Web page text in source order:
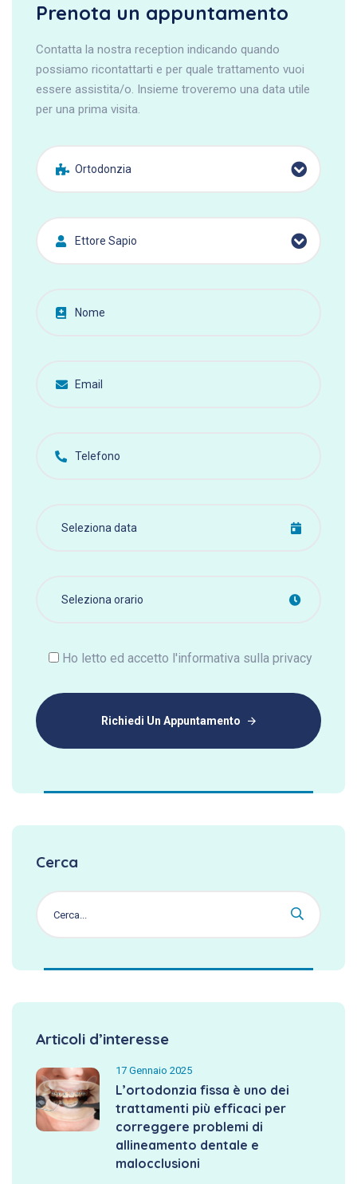
Prenota un appuntamento
Contatta la nostra reception indicando quando
possiamo ricontattarti e per quale trattamento vuoi
essere assistita/o. Insieme troveremo una data utile
per una prima visita.
Ortodonzia
Ettore Sapio
Ho letto ed accetto l'informativa sulla privacy
Richiedi Un Appuntamento
Cerca
Articoli d’interesse
17 Gennaio 2025
L’ortodonzia fissa è uno dei
trattamenti più efficaci per
correggere problemi di
allineamento dentale e
malocclusioni